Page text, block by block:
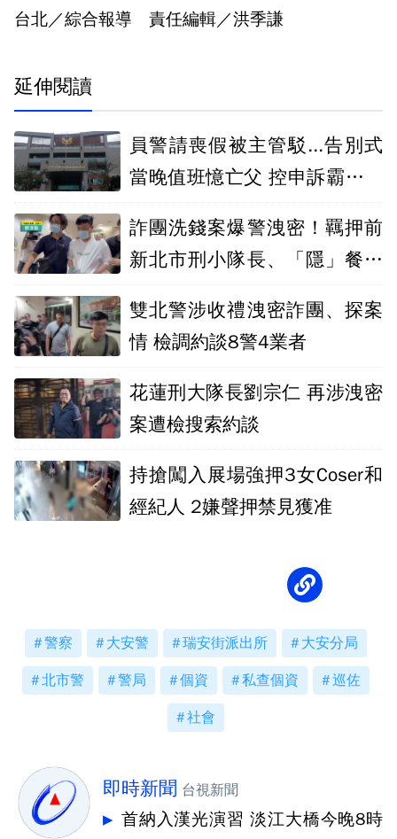
台北／綜合報導 責任編輯／洪季謙
延伸閱讀
員警請喪假被主管駁...告別式
當晚值班憶亡父 控申訴霸凌卻
詐團洗錢案爆警洩密！羈押前
新北市刑小隊長、「隱」餐飲
雙北警涉收禮洩密詐團、探案
情 檢調約談8警4業者
花蓮刑大隊長劉宗仁 再涉洩密
案遭檢搜索約談
持搶闖入展場強押3女Coser和
經紀人 2嫌聲押禁見獲准
警察 大安警 瑞安街派出所 大安分局
北市警 警局 個資 私查個資 巡佐
社會
即時新聞 台視新聞
首納入漢光演習 淡江大橋今晚8時